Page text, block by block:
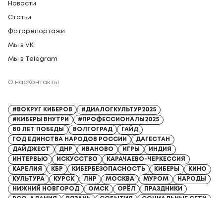
Новости
Статьи
Фоторепортажи
Мы в VK
Мы в Telegram
О насКонтакты
#ВОКРУГ КИБЕРОВ
#ДИАЛОГКУЛЬТУР2025
#КИБЕРЫ ВНУТРИ
#ПРОФЕССИОНАЛЫ2025
80 ЛЕТ ПОБЕДЫ
ВОЛГОГРАД
ГАЙД
ГОД ЕДИНСТВА НАРОДОВ РОССИИ
ДАГЕСТАН
ДАЙДЖЕСТ
ДНР ИВАНОВО ИГРЫ
ИНДИЯ
ИНТЕРВЬЮ
ИСКУССТВО
КАРАЧАЕВО-ЧЕРКЕССИЯ
КАРЕЛИЯ
КБР КИБЕРБЕЗОПАСНОСТЬ КИБЕРЫ
КИНО
КУЛЬТУРА
КУРСК ЛНР МОСКВА МУРОМ
НАРОДЫ
НИЖНИЙ НОВГОРОД
ОМСК ОРЁЛ
ПРАЗДНИКИ